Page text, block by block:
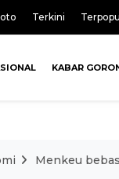
Terkini
KABAR
Menkeu